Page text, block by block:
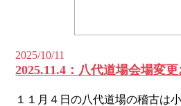
2025/10/11
2025.11.4：八代道場会場変
１１月４日の八代道場の稽古は